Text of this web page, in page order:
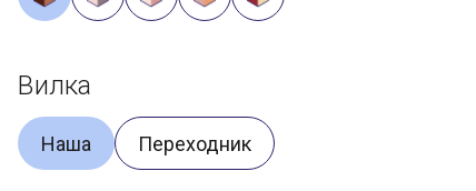
Вилка
Наша Переходник